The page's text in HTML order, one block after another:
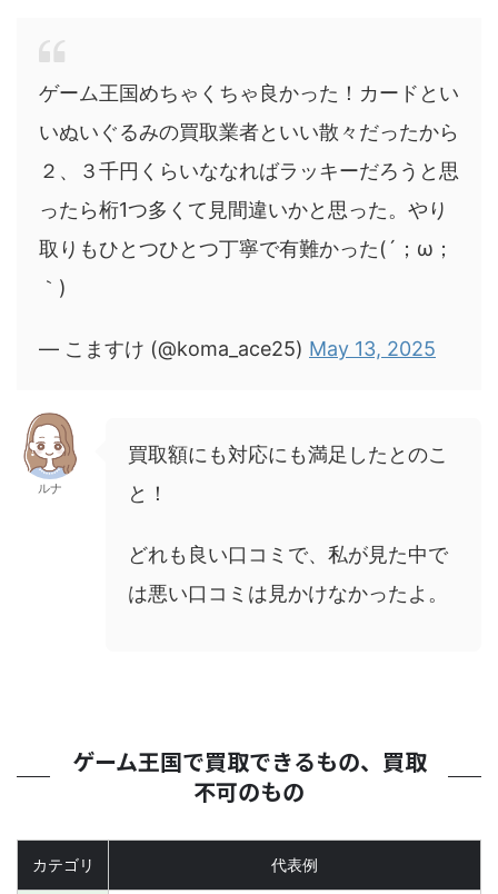
ゲーム王国めちゃくちゃ良かった！カードとい
いぬいぐるみの買取業者といい散々だったから
２、３千円くらいななればラッキーだろうと思
ったら桁1つ多くて見間違いかと思った。やり
取りもひとつひとつ丁寧で有難かった(´；ω；
｀)
— こますけ (@koma_ace25) May 13, 2025
ルナ
買取額にも対応にも満足したとのこ
と！
どれも良い口コミで、私が見た中で
は悪い口コミは見かけなかったよ。
ゲーム王国で買取できるもの、買取
不可のもの
カテゴリ 代表例